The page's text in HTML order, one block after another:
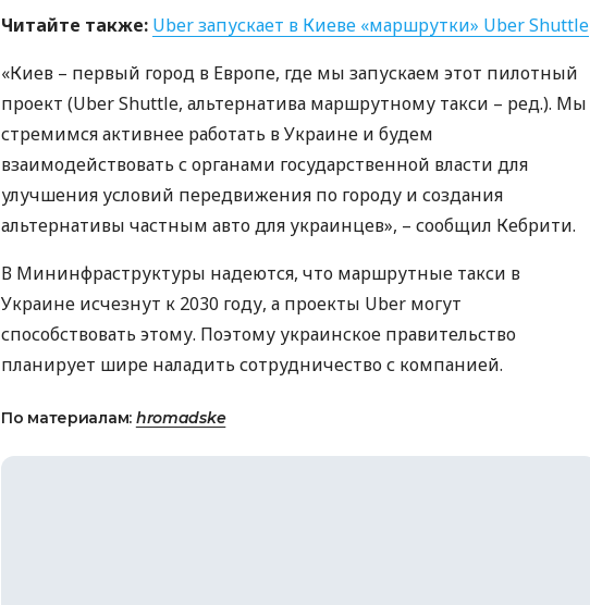
Читайте также: Uber запускает в Киеве «маршрутки» Uber Shuttle
«Киев – первый город в Европе, где мы запускаем этот пилотный
проект (Uber Shuttle, альтернатива маршрутному такси – ред.). Мы
стремимся активнее работать в Украине и будем
взаимодействовать с органами государственной власти для
улучшения условий передвижения по городу и создания
альтернативы частным авто для украинцев», – сообщил Кебрити.
В Мининфраструктуры надеются, что маршрутные такси в
Украине исчезнут к 2030 году, а проекты Uber могут
способствовать этому. Поэтому украинское правительство
планирует шире наладить сотрудничество с компанией.
По материалам: hromadske